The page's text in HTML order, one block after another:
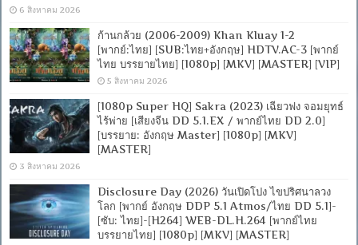
6 สิงหาคม 2026
ก้านกล้วย (2006-2009) Khan Kluay 1-2
[พากย์:ไทย] [SUB:ไทย+อังกฤษ] HDTV.AC-3 [พากย์
ไทย บรรยายไทย] [1080p] [MKV] [MASTER] [VIP]
5 สิงหาคม 2026
[1080p Super HQ] Sakra (2023) เฉียวฟง จอมยุทธ์
ไร้พ่าย [เสียงจีน DD 5.1.EX / พากย์ไทย DD 2.0]
[บรรยาย: อังกฤษ Master] [1080p] [MKV]
[MASTER]
3 สิงหาคม 2026
Disclosure Day (2026) วันเปิดโปง ไขปริศนาลวง
โลก [พากย์ อังกฤษ DDP 5.1 Atmos/ไทย DD 5.1]-
[ซับ: ไทย]-[H264] WEB-DL.H.264 [พากย์ไทย
บรรยายไทย] [1080p] [MKV] [MASTER]